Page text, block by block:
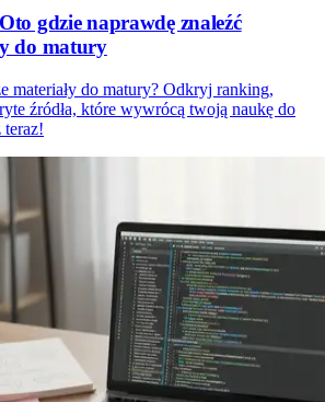
gdzie naprawdę znaleźć
do matury
materiały do matury? Odkryj ranking,
źródła, które wywrócą twoją naukę do
teraz!